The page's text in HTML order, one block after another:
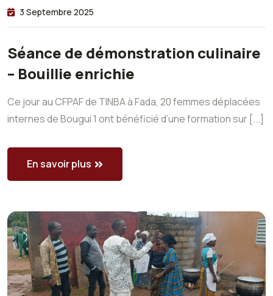
3 Septembre 2025
Séance de démonstration culinaire
– Bouillie enrichie
Ce jour au CFPAF de TINBA à Fada, 20 femmes déplacées
internes de Bougui 1 ont bénéficié d’une formation sur [...]
En savoir plus